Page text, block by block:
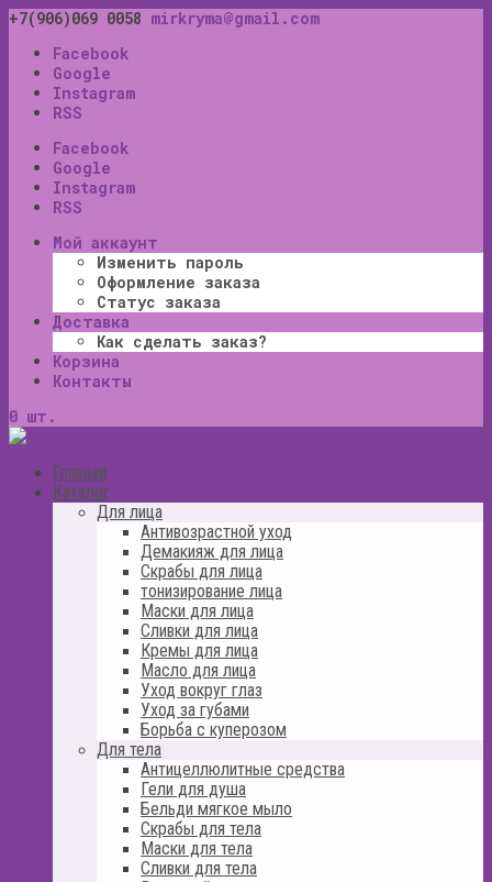
+7(906)069 0058 mirkryma@gmail.com
Facebook
Google
Instagram
RSS
Facebook
Google
Instagram
RSS
Мой аккаунт
Изменить пароль
Оформление заказа
Статус заказа
Доставка
Как сделать заказ?
Корзина
Контакты
0 шт.
Главная
Каталог
Для лица
Антивозрастной уход
Демакияж для лица
Скрабы для лица
тонизирование лица
Маски для лица
Сливки для лица
Кремы для лица
Масло для лица
Уход вокруг глаз
Уход за губами
Борьба с куперозом
Для тела
Антицеллюлитные средства
Гели для душа
Бельди мягкое мыло
Скрабы для тела
Маски для тела
Сливки для тела